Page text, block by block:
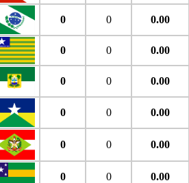
0 0 0.00
0 0 0.00
0 0 0.00
0 0 0.00
0 0 0.00
0 0
0.00